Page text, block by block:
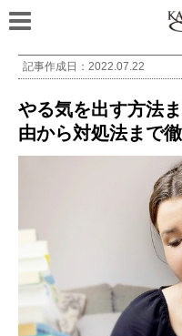
記事作成日： 2022.07.22
やる気を出す方法
由から対処法まで